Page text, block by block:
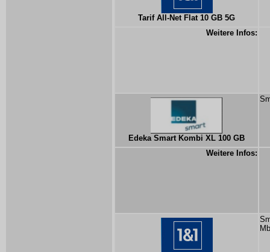
Tarif All-Net Flat 10 GB 5G
Weitere Infos:
Edeka Smart Kombi XL 100 GB
Weitere Infos: